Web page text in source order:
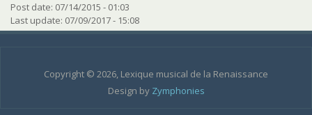
Post date: 07/14/2015 - 01:03
Last update: 07/09/2017 - 15:08
Copyright © 2026, Lexique musical de la Renaissance
Design by Zymphonies